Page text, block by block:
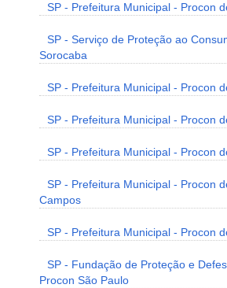
SP - Prefeitura Municipal - Procon
SP - Serviço de Proteção ao
Sorocaba
SP - Prefeitura Municipal - Procon
SP - Prefeitura Municipal - Procon
SP - Prefeitura Municipal - Procon
SP - Prefeitura Municipal - Procon
Campos
SP - Prefeitura Municipal - Procon
SP - Fundação de Proteção e
Procon São Paulo